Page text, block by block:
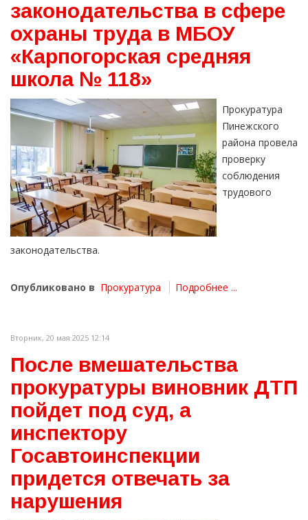
законодательства в сфере
охраны труда в МБОУ
«Карпогорская средняя
школа № 118»
Прокуратура
Пинежского
района провела
проверку
соблюдения
трудового
законодательства.
Опубликовано в Прокуратура Подробнее ...
Вторник, 20 мая 2025 12:14
После вмешательства
прокуратуры виновник ДТП
пойдет под суд, а
инспектору
Госавтоинспекции
придется отвечать за
нарушения